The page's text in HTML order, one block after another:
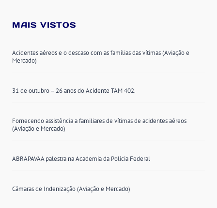
MAIS VISTOS
Acidentes aéreos e o descaso com as famílias das vítimas (Aviação e
Mercado)
31 de outubro – 26 anos do Acidente TAM 402.
Fornecendo assistência a familiares de vítimas de acidentes aéreos
(Aviação e Mercado)
ABRAPAVAA palestra na Academia da Polícia Federal
Câmaras de Indenização (Aviação e Mercado)